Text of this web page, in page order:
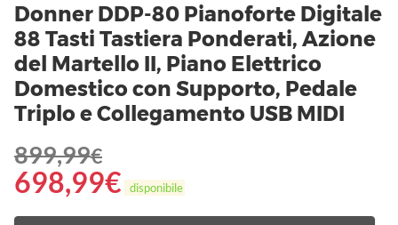
Donner DDP-80 Pianoforte Digitale
88 Tasti Tastiera Ponderati, Azione
del Martello II, Piano Elettrico
Domestico con Supporto, Pedale
Triplo e Collegamento USB MIDI
899,99€
698,99€ disponibile